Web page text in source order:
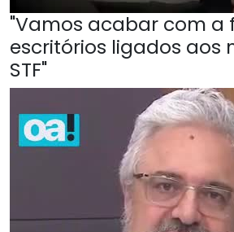
"Vamos acabar com a
escritórios ligados aos
STF"